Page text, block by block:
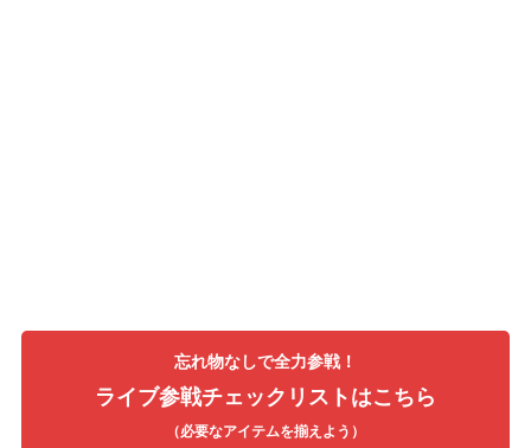
忘れ物なしで全力参戦！
ライブ参戦チェックリストはこちら
（必要なアイテムを揃えよう）